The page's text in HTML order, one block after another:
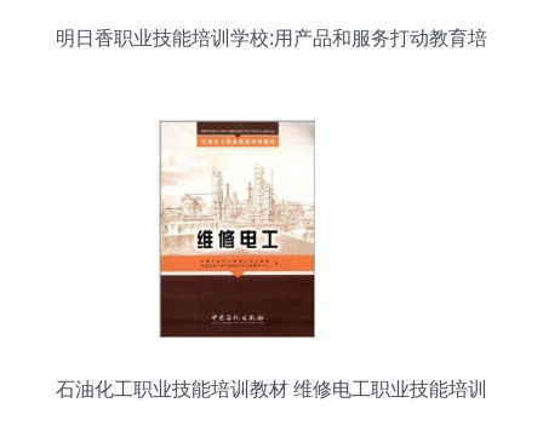
明日香职业技能培训学校:用产品和服务打动教育培
石油化工职业技能培训教材 维修电工职业技能培训